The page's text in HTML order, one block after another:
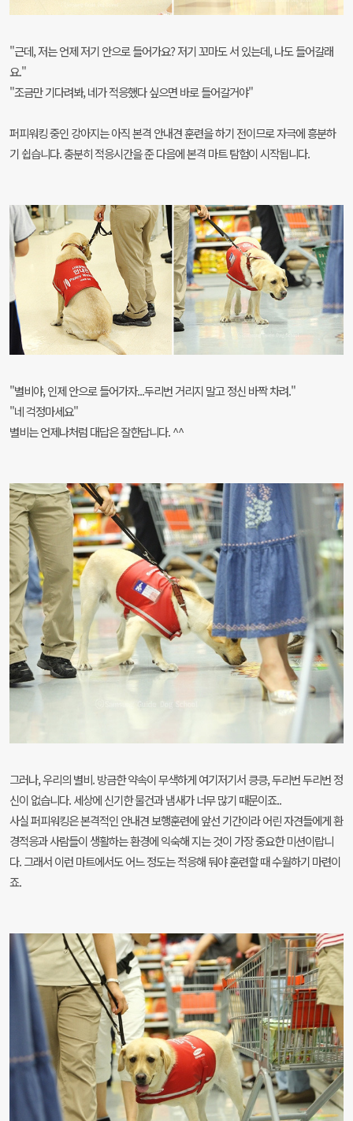
"근데, 저는 언제 저기 안으로 들어가요? 저기 꼬마도 서 있는데, 나도 들어갈래
요."
"조금만 기다려봐, 네가 적응했다 싶으면 바로 들어갈거야"
퍼피워킹 중인 강아지는 아직 본격 안내견 훈련을 하기 전이므로 자극에 흥분하
기 쉽습니다. 충분히 적응시간을 준 다음에 본격 마트 탐험이 시작됩니다.
"별비야, 인제 안으로 들어가자...두리번 거리지 말고 정신 바짝 차려."
"네 걱정마세요"
별비는 언제나처럼 대답은 잘한답니다. ^^
그러나, 우리의 별비. 방금한 약속이 무색하게 여기저기서 킁킁, 두리번 두리번 정
신이 없습니다. 세상에 신기한 물건과 냄새가 너무 많기 때문이죠..
사실 퍼피워킹은 본격적인 안내견 보행훈련에 앞선 기간이라 어린 자견들에게 환
경적응과 사람들이 생활하는 환경에 익숙해 지는 것이 가장 중요한 미션이랍니
다. 그래서 이런 마트에서도 어느 정도는 적응해 둬야 훈련할 때 수월하기 마련이
죠.